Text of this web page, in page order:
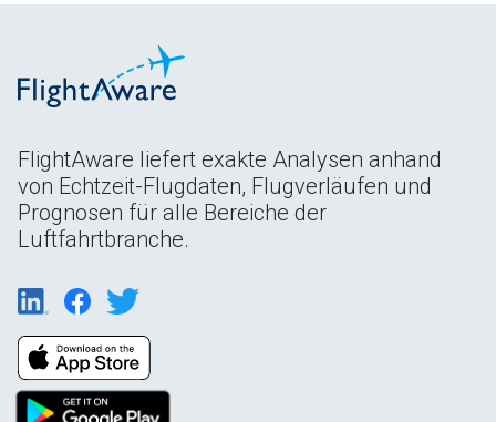
FlightAware liefert exakte Analysen anhand
von Echtzeit-Flugdaten, Flugverläufen und
Prognosen für alle Bereiche der
Luftfahrtbranche.